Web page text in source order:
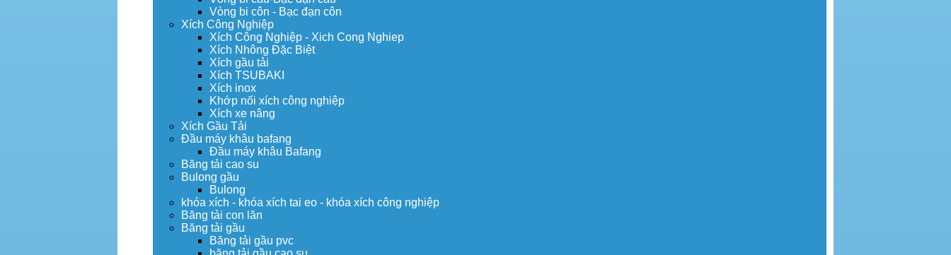
Vòng bi côn - Bạc đạn côn
Xích Công Nghiệp
Xích Công Nghiệp - Xich Cong Nghiep
Xích Nhông Đặc Biệt
Xích gầu tải
Xích TSUBAKI
Xích inox
Khớp nối xích công nghiệp
Xích xe nâng
Xích Gầu Tải
Đầu máy khâu bafang
Đầu máy khâu Bafang
Băng tải cao su
Bulong gầu
Bulong
khóa xích - khóa xích tai eo - khóa xích công nghiệp
Băng tải con lăn
Băng tải gầu
Băng tải gầu pvc